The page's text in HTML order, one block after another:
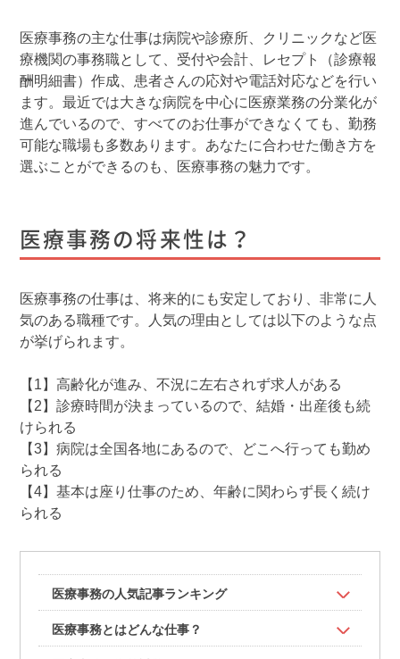
医療事務の主な仕事は病院や診療所、クリニックなど医
療機関の事務職として、受付や会計、レセプト（診療報
酬明細書）作成、患者さんの応対や電話対応などを行い
ます。最近では大きな病院を中心に医療業務の分業化が
進んでいるので、すべてのお仕事ができなくても、勤務
可能な職場も多数あります。あなたに合わせた働き方を
選ぶことができるのも、医療事務の魅力です。
医療事務の将来性は？
医療事務の仕事は、将来的にも安定しており、非常に人
気のある職種です。人気の理由としては以下のような点
が挙げられます。
【1】高齢化が進み、不況に左右されず求人がある
【2】診療時間が決まっているので、結婚・出産後も続
けられる
【3】病院は全国各地にあるので、どこへ行っても勤め
られる
【4】基本は座り仕事のため、年齢に関わらず長く続け
られる
医療事務の人気記事ランキング
医療事務とはどんな仕事？